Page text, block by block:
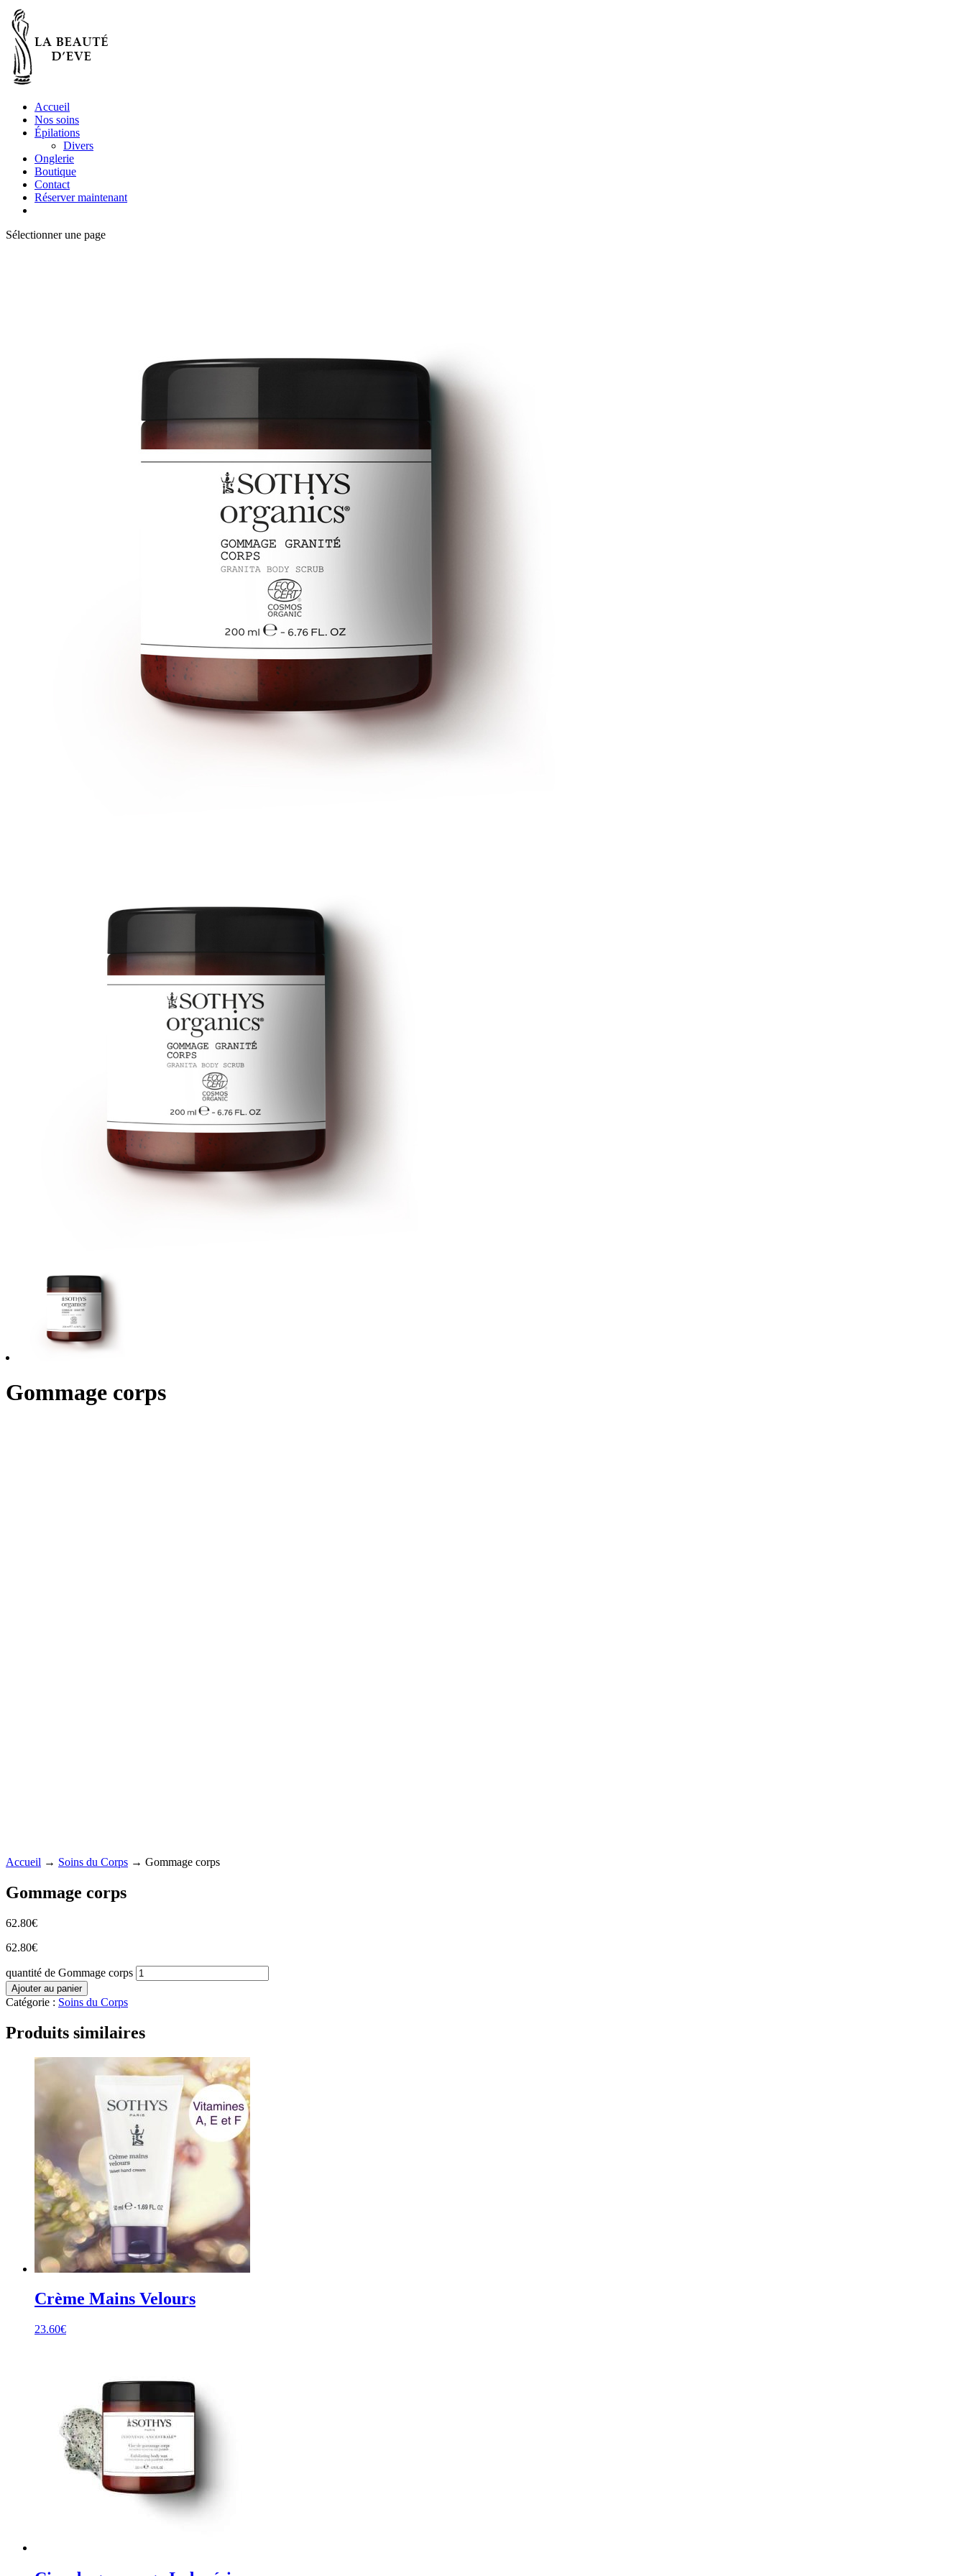
Accueil
Nos soins
Épilations
Divers
Onglerie
Boutique
Contact
Réserver maintenant
Sélectionner une page
Gommage corps
Accueil → Soins du Corps → Gommage corps
Gommage corps
62.80€
62.80€
quantité de Gommage corps
Ajouter au panier
Catégorie : Soins du Corps
Produits similaires
Crème Mains Velours
23.60€